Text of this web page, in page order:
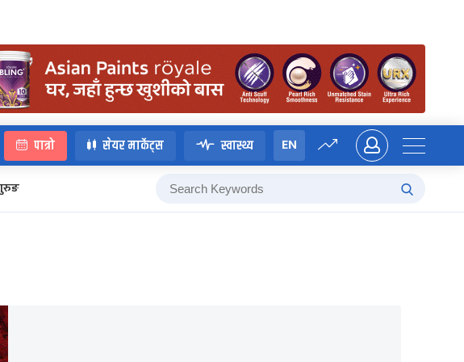
पात्रो सेयर मार्केट्स स्वास्थ्य EN